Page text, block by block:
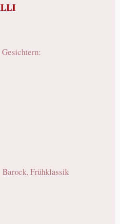
Barock, Frühklassik